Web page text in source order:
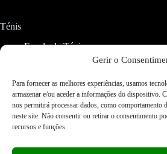
Gerir o
Para fornecer as melhores experiências, usamos
armazenar e/ou aceder a informações do dispositivo.
nos permitirá processar dados, como comportamento
neste site. Não consentir ou retirar o consentimento
recursos e funções.
Ténis
Escola de Ténis
Aluguer de Campos
Padel
CETO Padel